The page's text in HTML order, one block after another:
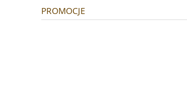
PROMOCJE